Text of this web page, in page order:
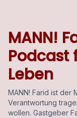
MANN!
Podcast
Leben
MANN! Farid ist der
Verantwortung
wollen. Gastgeber